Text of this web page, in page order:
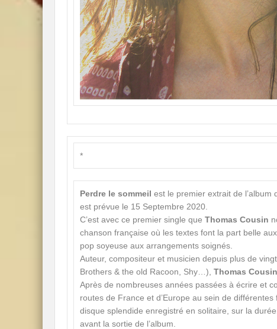
*
Perdre le sommeil est le premier extrait de l’album
est prévue le 15 Septembre 2020.
C’est avec ce premier single que Thomas Cousin
chanson française où les textes font la part belle
pop soyeuse aux arrangements soignés.
Auteur, compositeur et musicien depuis plus de
Brothers & the old Racoon, Shy…), Thomas Cousin
Après de nombreuses années passées à écrire et
routes de France et d’Europe au sein de
disque splendide enregistré en solitaire, sur la
avant la sortie de l’album.